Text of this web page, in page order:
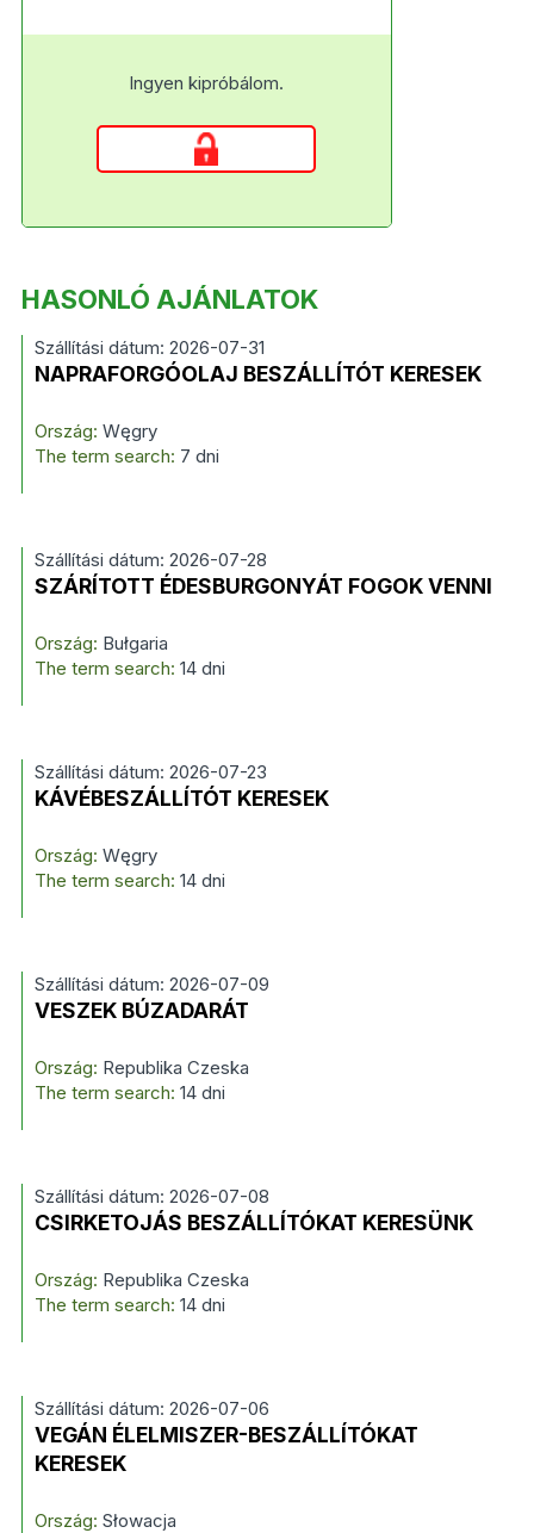
Ingyen kipróbálom.
HASONLÓ AJÁNLATOK
Szállítási dátum: 2026-07-31
NAPRAFORGÓOLAJ BESZÁLLÍTÓT KERESEK
Ország: Węgry
The term search: 7 dni
Szállítási dátum: 2026-07-28
SZÁRÍTOTT ÉDESBURGONYÁT FOGOK VENNI
Ország: Bułgaria
The term search: 14 dni
Szállítási dátum: 2026-07-23
KÁVÉBESZÁLLÍTÓT KERESEK
Ország: Węgry
The term search: 14 dni
Szállítási dátum: 2026-07-09
VESZEK BÚZADARÁT
Ország: Republika Czeska
The term search: 14 dni
Szállítási dátum: 2026-07-08
CSIRKETOJÁS BESZÁLLÍTÓKAT KERESÜNK
Ország: Republika Czeska
The term search: 14 dni
Szállítási dátum: 2026-07-06
VEGÁN ÉLELMISZER-BESZÁLLÍTÓKAT
KERESEK
Ország: Słowacja